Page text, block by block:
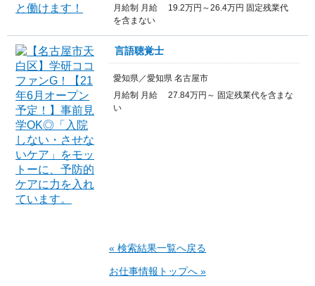
月給制 月給 19.2万円～26.4万円 固定残業代
を含まない
言語聴覚士
愛知県／愛知県 名古屋市
月給制 月給 27.84万円～ 固定残業代を含まな
い
« 検索結果一覧へ戻る
お仕事情報トップへ »